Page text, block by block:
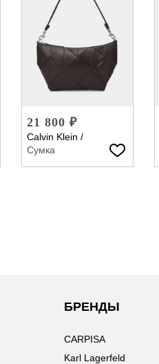
21 800 ₽
Calvin Klein /
Сумка
БРЕНДЫ
CARPISA
Karl Lagerfeld